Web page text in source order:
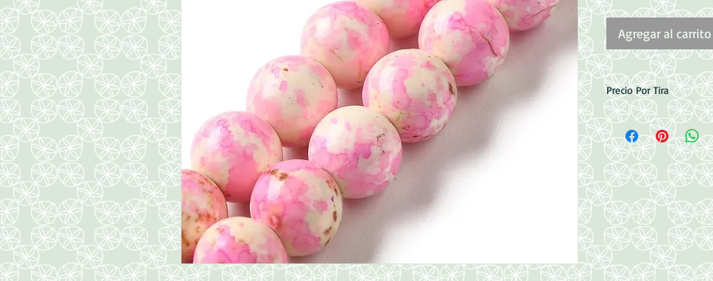
Agregar al carrito
Precio Por Tira
Medidas: 8mm
Perforacion: 1mm
50pzas aprox.